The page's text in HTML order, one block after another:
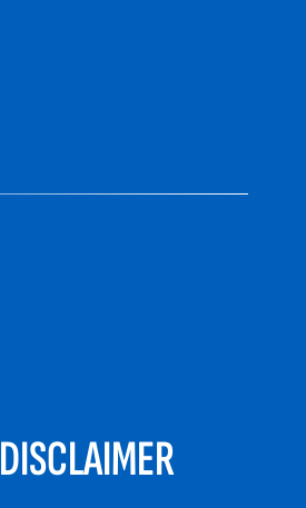
DISCLAIMER